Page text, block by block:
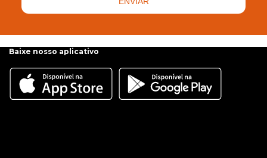
Baixe nosso aplicativo